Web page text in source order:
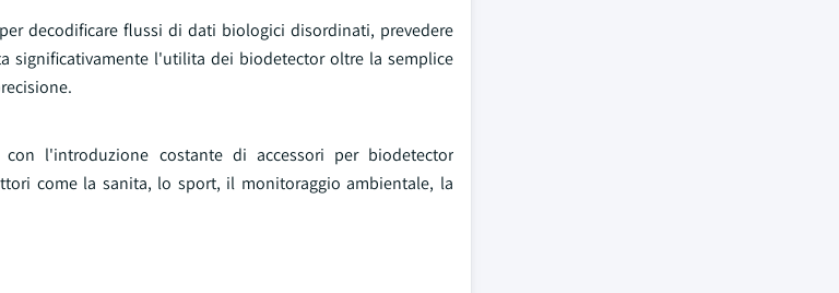
decodificare flussi di dati biologici disordinati, prevedere
significativamente l'utilita dei biodetector oltre la semplice
l'introduzione costante di accessori per biodetector
come la sanita, lo sport, il monitoraggio ambientale, la